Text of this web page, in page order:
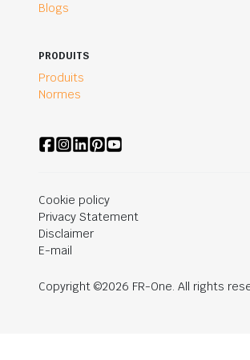
Blogs
PRODUITS
Produits
Normes
Cookie policy
Privacy Statement
Disclaimer
E-mail
Copyright ©2026 FR-One. All rights